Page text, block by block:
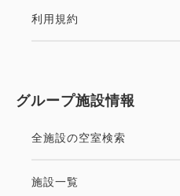
利用規約
グループ施設情報
全施設の空室検索
施設一覧